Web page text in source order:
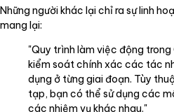
Những người khác lại chỉ ra sự linh
mang lại:
"Quy trình làm việc động
kiểm soát chính xác các tác
dụng ở từng giai đoạn. Tùy
tạp, bạn có thể sử dụng các
các nhiệm vụ khác nhau."